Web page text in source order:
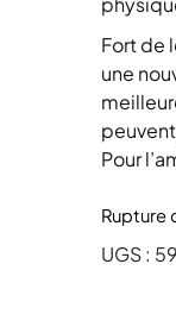
Fort de
une
Pour
Rupture
UGS :